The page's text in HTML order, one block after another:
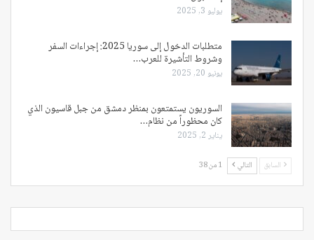
يوليو 3, 2025
متطلبات الدخول إلى سوريا 2025: إجراءات السفر
وشروط التأشيرة للعرب…
يونيو 20, 2025
السوريون يستمتعون بمنظر دمشق من جبل قاسيون الذي
كان محظوراً من نظام…
يناير 2, 2025
السابق التالي 1 من 38